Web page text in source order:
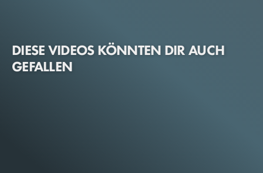
DIESE VIDEOS KÖNNTEN DIR AUCH
GEFALLEN